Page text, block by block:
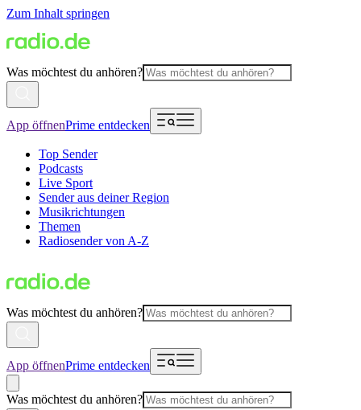
Zum Inhalt springen
Was möchtest du anhören?
App öffnenPrime entdecken
Top Sender
Podcasts
Live Sport
Sender aus deiner Region
Musikrichtungen
Themen
Radiosender von A-Z
Was möchtest du anhören?
App öffnenPrime entdecken
Was möchtest du anhören?